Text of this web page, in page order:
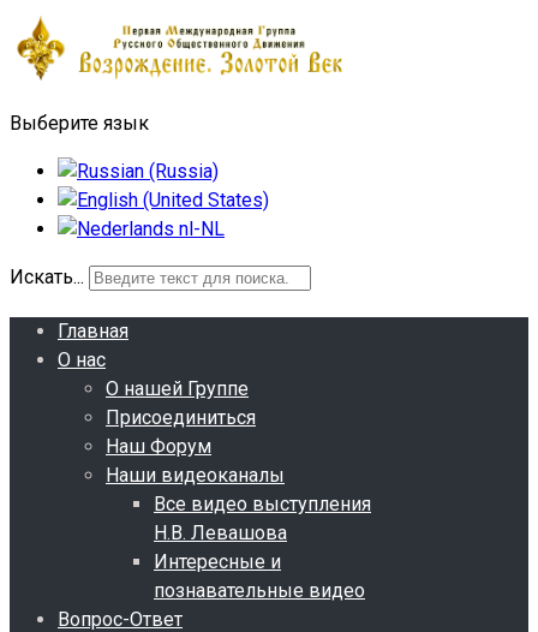
Выберите язык
Искать...
Главная
О нас
О нашей Группе
Присоединиться
Наш Форум
Наши видеоканалы
Все видео выступления
Н.В. Левашова
Интересные и
познавательные видео
Вопрос-Ответ